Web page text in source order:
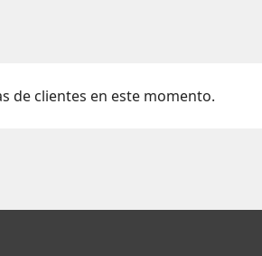
de clientes en este momento.